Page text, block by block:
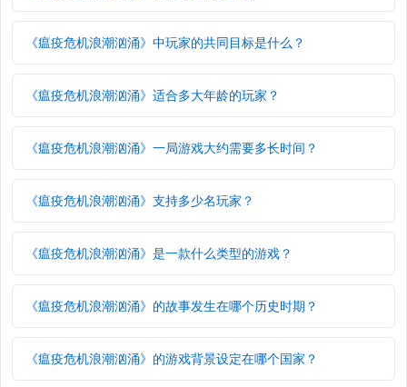
《瘟疫危机浪潮汹涌》中玩家的共同目标是什么？
《瘟疫危机浪潮汹涌》适合多大年龄的玩家？
《瘟疫危机浪潮汹涌》一局游戏大约需要多长时间？
《瘟疫危机浪潮汹涌》支持多少名玩家？
《瘟疫危机浪潮汹涌》是一款什么类型的游戏？
《瘟疫危机浪潮汹涌》的故事发生在哪个历史时期？
《瘟疫危机浪潮汹涌》的游戏背景设定在哪个国家？